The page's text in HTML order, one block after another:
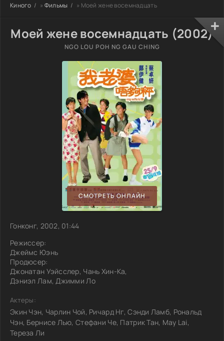
Киного » Фильмы » Моей жене восемнадцать
Моей жене восемнадцать (2002)
NGO LOU POH NG GAU CHING
СМОТРЕТЬ ОНЛАЙН
Гонконг, 2002, 01:44
Режиссер:
Джеймс Юэнь
Продюсер:
Джонатан Уэйсслер, Чань Хин-Ка,
Дэниэл Лам, Джимми Ло
Актеры:
Экин Чэн, Чарлин Чой, Ричард Нг, Сэнди Ламб, Рональд
Чэн, Бернисе Лью, Стефани Че, Патрик Тан, May Lai,
Тереза Ли